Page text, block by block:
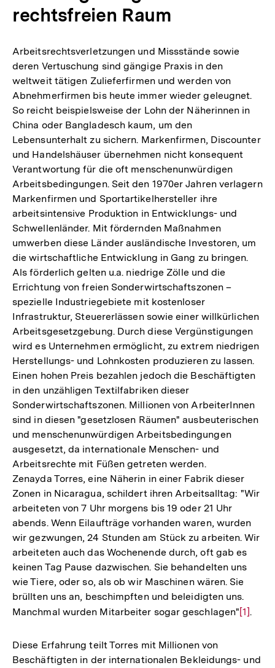
rechtsfreien Raum
Arbeitsrechtsverletzungen und Missstände sowie
deren Vertuschung sind gängige Praxis in den
weltweit tätigen Zulieferfirmen und werden von
Abnehmerfirmen bis heute immer wieder geleugnet.
So reicht beispielsweise der Lohn der Näherinnen in
China oder Bangladesch kaum, um den
Lebensunterhalt zu sichern. Markenfirmen, Discounter
und Handelshäuser übernehmen nicht konsequent
Verantwortung für die oft menschenunwürdigen
Arbeitsbedingungen. Seit den 1970er Jahren verlagern
Markenfirmen und Sportartikelhersteller ihre
arbeitsintensive Produktion in Entwicklungs- und
Schwellenländer. Mit fördernden Maßnahmen
umwerben diese Länder ausländische Investoren, um
die wirtschaftliche Entwicklung in Gang zu bringen.
Als förderlich gelten u.a. niedrige Zölle und die
Errichtung von freien Sonderwirtschaftszonen –
spezielle Industriegebiete mit kostenloser
Infrastruktur, Steuererlässen sowie einer willkürlichen
Arbeitsgesetzgebung. Durch diese Vergünstigungen
wird es Unternehmen ermöglicht, zu extrem niedrigen
Herstellungs- und Lohnkosten produzieren zu lassen.
Einen hohen Preis bezahlen jedoch die Beschäftigten
in den unzähligen Textilfabriken dieser
Sonderwirtschaftszonen. Millionen von ArbeiterInnen
sind in diesen "gesetzlosen Räumen" ausbeuterischen
und menschenunwürdigen Arbeitsbedingungen
ausgesetzt, da internationale Menschen- und
Arbeitsrechte mit Füßen getreten werden.
Zenayda Torres, eine Näherin in einer Fabrik dieser
Zonen in Nicaragua, schildert ihren Arbeitsalltag: "Wir
arbeiteten von 7 Uhr morgens bis 19 oder 21 Uhr
abends. Wenn Eilaufträge vorhanden waren, wurden
wir gezwungen, 24 Stunden am Stück zu arbeiten. Wir
arbeiteten auch das Wochenende durch, oft gab es
keinen Tag Pause dazwischen. Sie behandelten uns
wie Tiere, oder so, als ob wir Maschinen wären. Sie
brüllten uns an, beschimpften und beleidigten uns.
Manchmal wurden Mitarbeiter sogar geschlagen" Zur
[1].
Diese Erfahrung teilt Torres mit Millionen von
Beschäftigten in der internationalen Bekleidungs- und